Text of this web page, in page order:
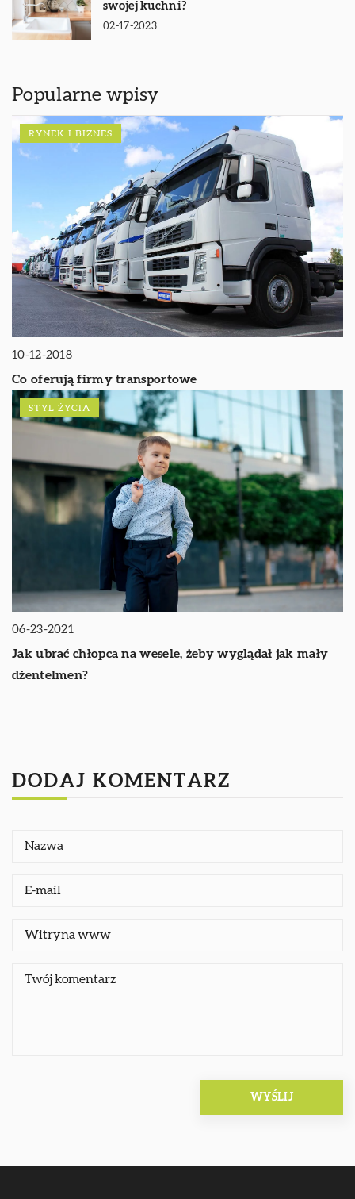
swojej kuchni?
02-17-2023
Popularne wpisy
RYNEK I BIZNES
10-12-2018
Co oferują firmy transportowe
STYL ŻYCIA
06-23-2021
Jak ubrać chłopca na wesele, żeby wyglądał jak mały
dżentelmen?
DODAJ KOMENTARZ